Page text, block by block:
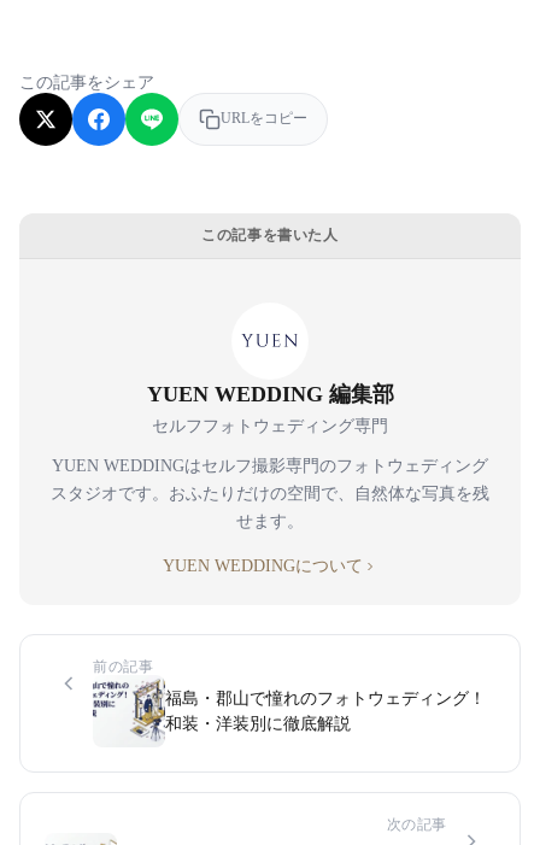
この記事をシェア
URLをコピー
この記事を書いた人
YUEN WEDDING 編集部
セルフフォトウェディング専門
YUEN WEDDINGはセルフ撮影専門のフォトウェディング
スタジオです。おふたりだけの空間で、自然体な写真を残
せます。
YUEN WEDDINGについて
前の記事
福島・郡山で憧れのフォトウェディング！
和装・洋装別に徹底解説
次の記事